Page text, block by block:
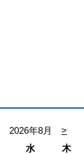
2026年8月
>
水 木